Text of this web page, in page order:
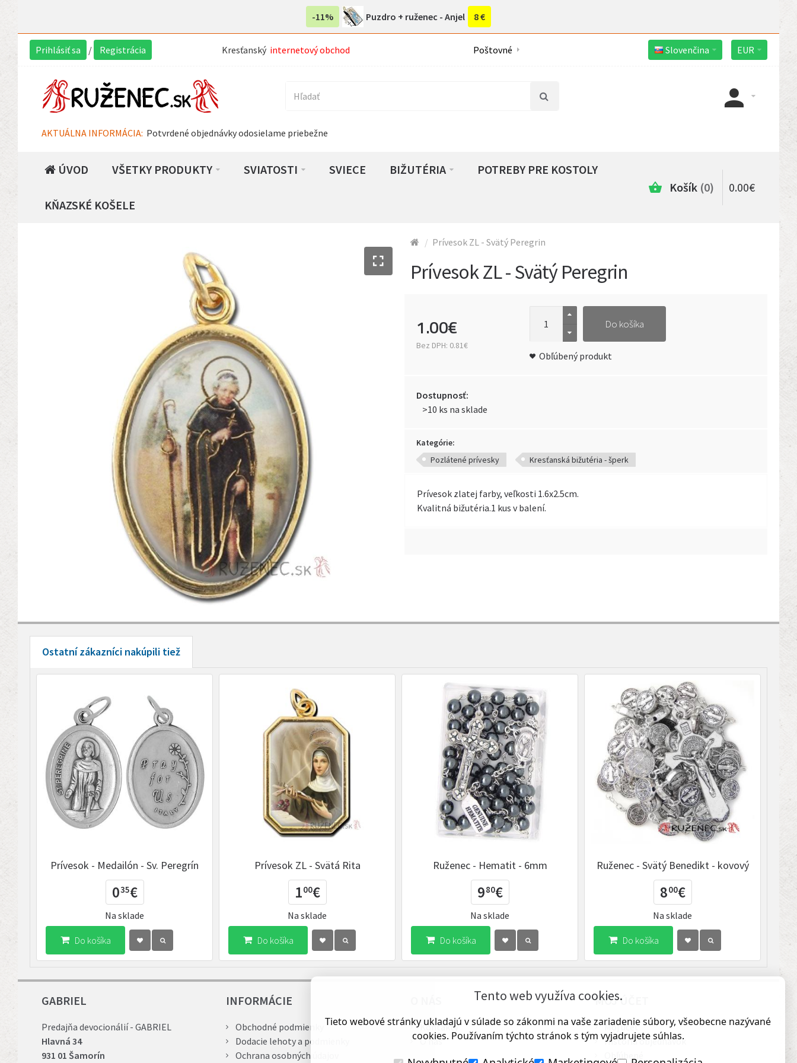
-11% Puzdro + ruženec - Anjel 8 €
Prihlásiť sa / Registrácia Kresťanský internetový obchod Poštovné Slovenčina EUR
AKTUÁLNA INFORMÁCIA: Potvrdené objednávky odosielame priebežne
ÚVOD VŠETKY PRODUKTY SVIATOSTI SVIECE BIŽUTÉRIA POTREBY PRE KOSTOLY
KŇAZSKÉ KOŠELE
Košík 0 0.00€
Prívesok ZL - Svätý Peregrin
Prívesok ZL - Svätý Peregrin
1.00€
Bez DPH: 0.81€
Do košíka
Obľúbený produkt
Dostupnosť:
>10 ks na sklade
Kategórie:
Pozlátené prívesky
Kresťanská bižutéria - šperk
Prívesok zlatej farby, veľkosti 1.6x2.5cm.
Kvalitná bižutéria.1 kus v balení.
Ostatní zákazníci nakúpili tiež
Prívesok - Medailón - Sv. Peregrín
035€
Do košíka
Na sklade
Prívesok ZL - Svätá Rita
100€
Do košíka
Na sklade
Ruženec - Hematit - 6mm
980€
Do košíka
Na sklade
Ruženec - Svätý Benedikt - kovový
800€
Do košíka
Na sklade
GABRIEL
Predajňa devocionálií - GABRIEL
Hlavná 34
931 01 Šamorín
INFORMÁCIE
Obchodné podmienky
Dodacie lehoty a podmienky
Ochrana osobných údajov
Kontakty
O nás
MÔJ ÚČET
Môj účet
História objednávok
Obľúbené
Tento web využíva cookies.
Tieto webové stránky ukladajú v súlade so zákonmi na vaše zariadenie súbory, všeobecne nazývané
cookies. Používaním týchto stránok s tým vyjadrujete súhlas.